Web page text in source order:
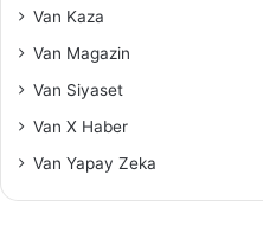
Van Kaza
Van Magazin
Van Siyaset
Van X Haber
Van Yapay Zeka